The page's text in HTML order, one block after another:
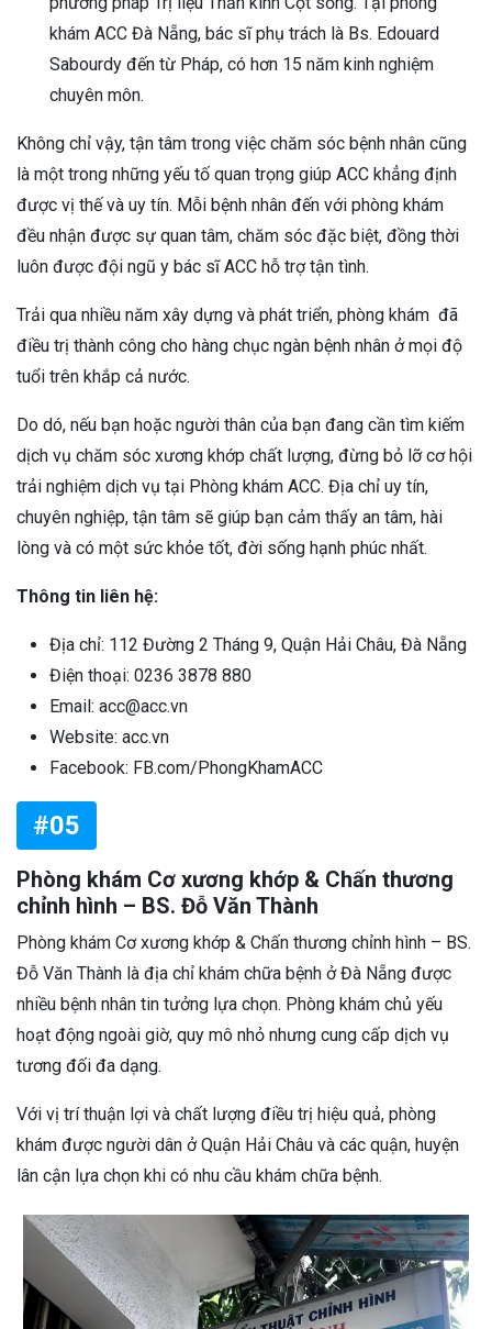
khám ACC Đà Nẵng, bác sĩ phụ trách là Bs. Edouard
Sabourdy đến từ Pháp, có hơn 15 năm kinh nghiệm
chuyên môn.
Không chỉ vậy, tận tâm trong việc chăm sóc bệnh nhân cũng
là một trong những yếu tố quan trọng giúp ACC khẳng định
được vị thế và uy tín. Mỗi bệnh nhân đến với phòng khám
đều nhận được sự quan tâm, chăm sóc đặc biệt, đồng thời
luôn được đội ngũ y bác sĩ ACC hỗ trợ tận tình.
Trải qua nhiều năm xây dựng và phát triển, phòng khám đã
điều trị thành công cho hàng chục ngàn bệnh nhân ở mọi độ
tuổi trên khắp cả nước.
Do dó, nếu bạn hoặc người thân của bạn đang cần tìm kiếm
dịch vụ chăm sóc xương khớp chất lượng, đừng bỏ lỡ cơ hội
trải nghiệm dịch vụ tại Phòng khám ACC. Địa chỉ uy tín,
chuyên nghiệp, tận tâm sẽ giúp bạn cảm thấy an tâm, hài
lòng và có một sức khỏe tốt, đời sống hạnh phúc nhất.
Thông tin liên hệ:
Địa chỉ: 112 Đường 2 Tháng 9, Quận Hải Châu, Đà Nẵng
Điện thoại: 0236 3878 880
Email: acc@acc.vn
Website: acc.vn
Facebook: FB.com/PhongKhamACC
#05
Phòng khám Cơ xương khớp & Chấn thương
chỉnh hình – BS. Đỗ Văn Thành
Phòng khám Cơ xương khớp & Chấn thương chỉnh hình – BS.
Đỗ Văn Thành là địa chỉ khám chữa bệnh ở Đà Nẵng được
nhiều bệnh nhân tin tưởng lựa chọn. Phòng khám chủ yếu
hoạt động ngoài giờ, quy mô nhỏ nhưng cung cấp dịch vụ
tương đối đa dạng.
Với vị trí thuận lợi và chất lượng điều trị hiệu quả, phòng
khám được người dân ở Quận Hải Châu và các quận, huyện
lân cận lựa chọn khi có nhu cầu khám chữa bệnh.